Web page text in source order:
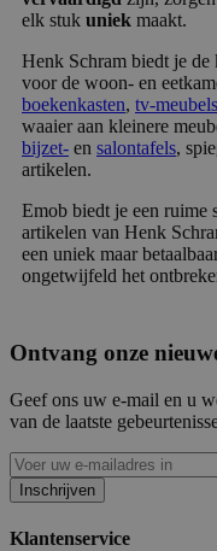
elk stuk uniek maakt.
Henk Schram biedt je de
voor de woon- en
boekenkasten, tv-meubels
waaier aan kleinere
bijzet- en salontafels,
artikelen.
Emob biedt je een ruime
artikelen van Henk
een uniek maar
ongetwijfeld het
Ontvang onze
Geef ons uw e-mail en u
van de laatste
Inschrijven
Klantenservice